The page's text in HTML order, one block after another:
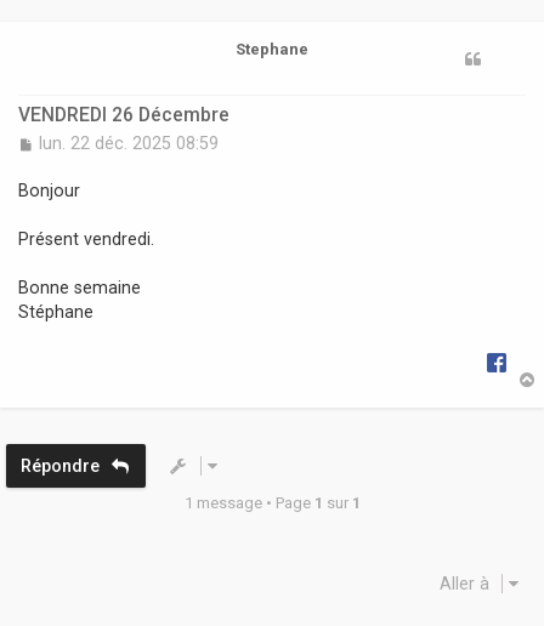
Stephane
VENDREDI 26 Décembre
M
s
g
lun. 22 déc. 2025 08:59
Bonjour
Présent vendredi.
Bonne semaine
Stéphane
Répondre
1 message • Page 1 sur 1
Aller à